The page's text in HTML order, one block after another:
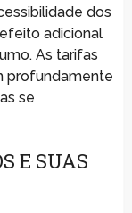
dos
adicional
As tarifas
profundamente
se
E SUAS